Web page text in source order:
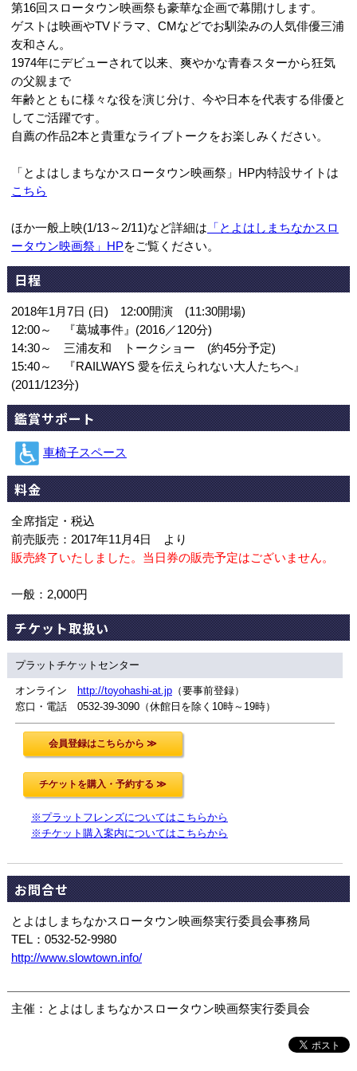
第16回スロータウン映画祭も豪華な企画で幕開けします。
ゲストは映画やTVドラマ、CMなどでお馴染みの人気俳優三浦
友和さん。
1974年にデビューされて以来、爽やかな青春スターから狂気
の父親まで
年齢とともに様々な役を演じ分け、今や日本を代表する俳優と
してご活躍です。
自薦の作品2本と貴重なライブトークをお楽しみください。
「とよはしまちなかスロータウン映画祭」HP内特設サイトは
こちら
ほか一般上映(1/13～2/11)など詳細は 「とよはしまちなかスロ
ータウン映画祭」HPをご覧ください。
日程
2018年1月7日 (日) 12:00開演 (11:30開場)
12:00～ 『葛城事件』(2016／120分)
14:30～ 三浦友和 トークショー (約45分予定)
15:40～ 『RAILWAYS 愛を伝えられない大人たちへ』
(2011/123分)
鑑賞サポート
車椅子スペース
料金
全席指定・税込
前売販売：2017年11月4日 より
販売終了いたしました。当日券の販売予定はございません。
一般：2,000円
チケット取扱い
プラットチケットセンター
オンライン http://toyohashi-at.jp（要事前登録）
窓口・電話 0532-39-3090（休館日を除く10時～19時）
※プラットフレンズについてはこちらから
※チケット購入案内についてはこちらから
お問合せ
とよはしまちなかスロータウン映画祭実行委員会事務局
TEL：0532-52-9980
http://www.slowtown.info/
主催：とよはしまちなかスロータウン映画祭実行委員会